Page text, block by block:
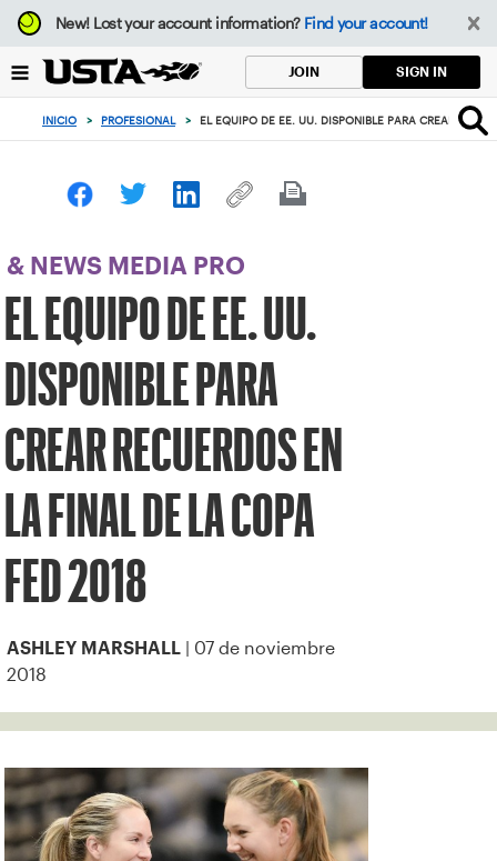
Enfoque
desde
botón
volver
principio
New!Lost your account information? Find your account!
JOIN SIGN IN
INICIO > PROFESIONAL > EL EQUIPO DE EE. UU. DISPONIBLE PARA CREAR
& NEWS MEDIA PRO
EL EQUIPO DE EE. UU.
DISPONIBLE PARA
CREAR RECUERDOS EN
LA FINAL DE LA COPA
FED 2018
ASHLEY MARSHALL
| 07 de noviembre
2018